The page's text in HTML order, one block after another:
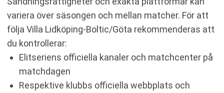
variera över säsongen och mellan matcher. För att
följa Villa Lidköping-Boltic/Göta rekommenderas att
du kontrollerar:
Elitseriens officiella kanaler och matchcenter på
matchdagen
Respektive klubbs officiella webbplats och